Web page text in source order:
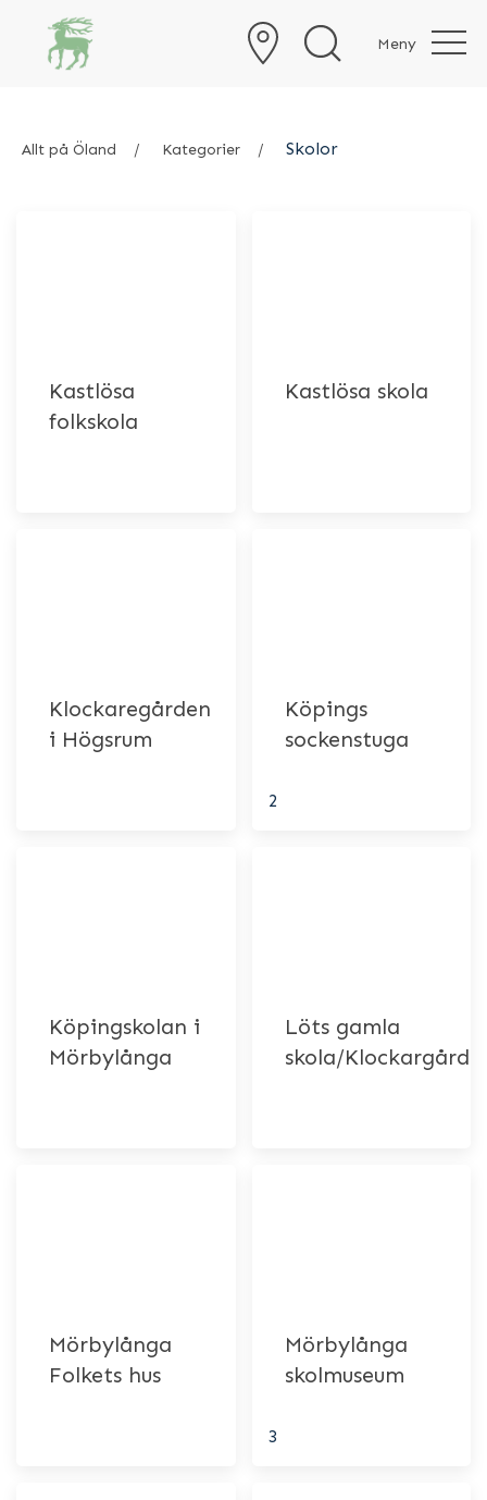
Meny
Allt på Öland Kategorier Skolor
Kastlösa
folkskola
Kastlösa skola
Klockaregården
i Högsrum
Köpings
sockenstuga
2
Köpingskolan i
Mörbylånga
Löts gamla
skola/
Mörbylånga
Folkets hus
Mörbylånga
skolmuseum
3